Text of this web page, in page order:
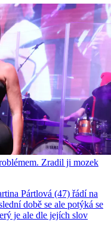
Zradil ji mozek
Pártlová (47) řádí na
době se ale potýká se
je ale dle jejích slov